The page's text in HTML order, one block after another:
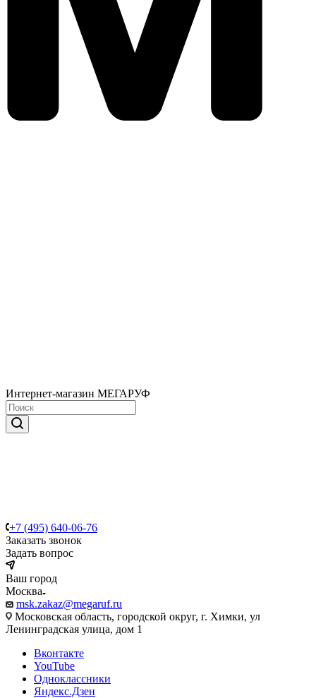
Интернет-магазин МЕГАРУФ
+7 (495) 640-06-76
Заказать звонок
Задать вопрос
Ваш город
Москва
msk.zakaz@megaruf.ru
Московская область, городской округ, г. Химки, ул
Ленинградская улица, дом 1
Вконтакте
YouTube
Одноклассники
Яндекс.Дзен